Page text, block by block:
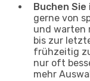
Buchen Sie
gerne von
und warten
bis zur
frühzeitig
nur oft
mehr